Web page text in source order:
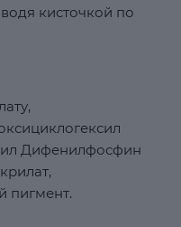
кисточкой по
Дифенилфосфин
пигмент.